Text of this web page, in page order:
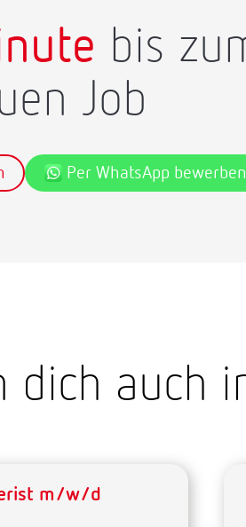
bis
Job
Per WhatsApp bewerben
dich auch
m/w/d